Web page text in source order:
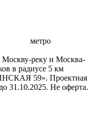
метро
реку и Москва-
в радиусе 5 км
59». Проектная
31.10.2025. Не оферта.